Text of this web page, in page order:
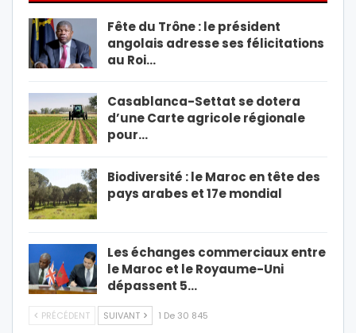
Fête du Trône : le président
angolais adresse ses félicitations
au Roi…
Casablanca-Settat se dotera
d’une Carte agricole régionale
pour…
Biodiversité : le Maroc en tête des
pays arabes et 17e mondial
Les échanges commerciaux entre
le Maroc et le Royaume-Uni
dépassent 5…
PRÉCÉDENT SUIVANT 1 De 30 845